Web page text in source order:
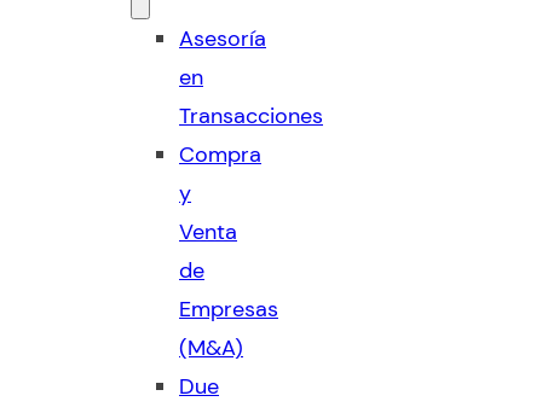
Asesoría
en
Transacciones
Compra
y
Venta
de
Empresas
(M&A)
Due